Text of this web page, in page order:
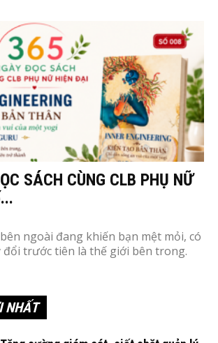
SÁCH CÙNG CLB PHỤ NỮ
ngoài đang khiến bạn mệt mỏi, có
đổi trước tiên là thế giới bên trong.
NHẤT